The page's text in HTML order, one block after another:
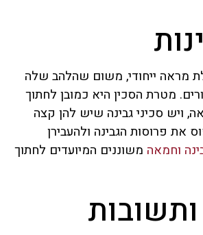
מראה ייחודי, משום שהלהב שלה
מטרת הסכין היא כמובן לחתוך
ויש סכיני גבינה שיש להן קצה
את פרוסות הגבינה ולהעבירן
וחמאה משוננים המיועדים לחתוך